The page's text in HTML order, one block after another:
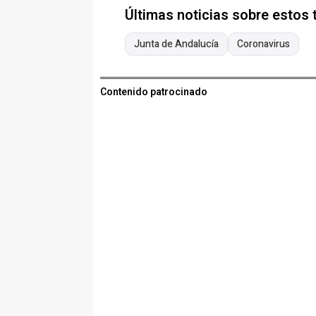
Últimas noticias sobre estos
Junta de Andalucía Coronavirus
Contenido patrocinado